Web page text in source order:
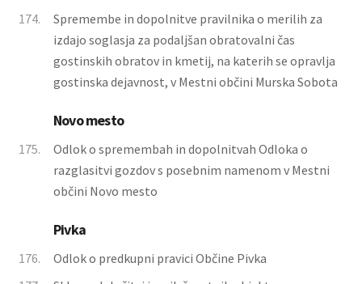
174.
Spremembe in dopolnitve pravilnika o merilih za
izdajo soglasja za podaljšan obratovalni čas
gostinskih obratov in kmetij, na katerih se opravlja
gostinska dejavnost, v Mestni občini Murska Sobota
Novo mesto
175.
Odlok o spremembah in dopolnitvah Odloka o
razglasitvi gozdov s posebnim namenom v Mestni
občini Novo mesto
Pivka
176.
Odlok o predkupni pravici Občine Pivka